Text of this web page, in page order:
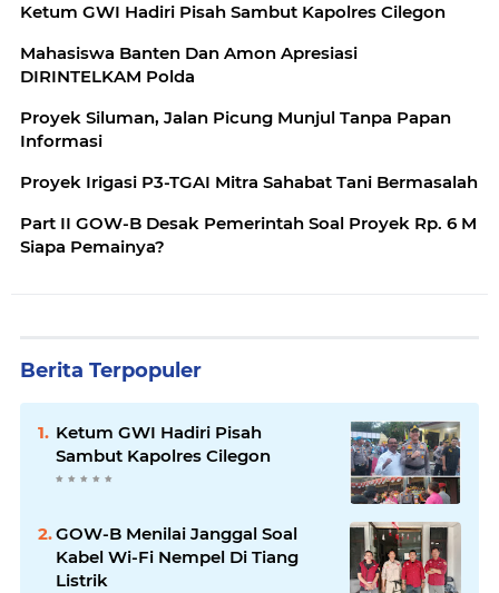
Ketum GWI Hadiri Pisah Sambut Kapolres Cilegon
Mahasiswa Banten Dan Amon Apresiasi
DIRINTELKAM Polda
Proyek Siluman, Jalan Picung Munjul Tanpa Papan
Informasi
Proyek Irigasi P3-TGAI Mitra Sahabat Tani Bermasalah
Part II GOW-B Desak Pemerintah Soal Proyek Rp. 6 M
Siapa Pemainya?
Berita Terpopuler
Ketum GWI Hadiri Pisah
Sambut Kapolres Cilegon
GOW-B Menilai Janggal Soal
Kabel Wi-Fi Nempel Di Tiang
Listrik